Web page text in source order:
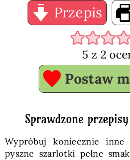
Przepis
5 z 2
Postaw
Sprawdzone
Wypróbuj koniecznie
pyszne szarlotki pełne